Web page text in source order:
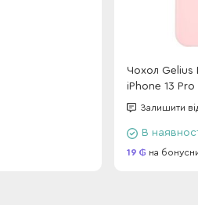
Чохол Gelius
iPhone 13 Pro
Залишити
В
19 на